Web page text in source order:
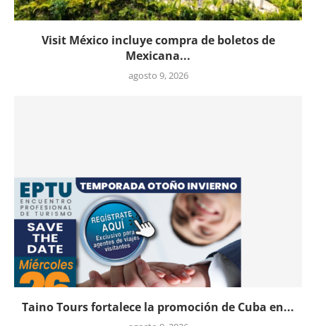
Visit México incluye compra de boletos de
Mexicana...
agosto 9, 2026
Taino Tours fortalece la promoción de Cuba en...